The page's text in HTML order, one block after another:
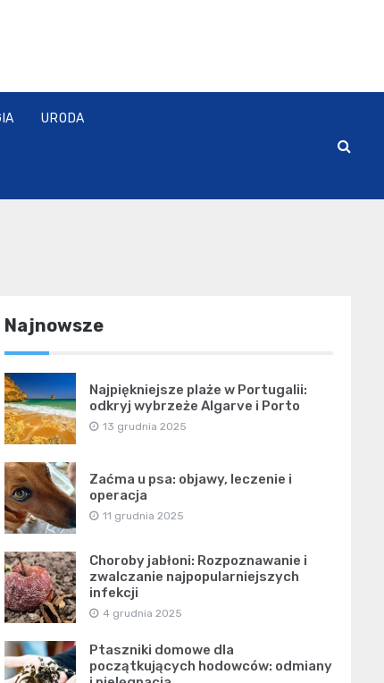
URODA
Najnowsze
Najpiękniejsze plaże w Portugalii:
odkryj wybrzeże Algarve i Porto
13 grudnia 2025
Zaćma u psa: objawy, leczenie i
operacja
11 grudnia 2025
Choroby jabłoni: Rozpoznawanie i
zwalczanie najpopularniejszych
infekcji
4 grudnia 2025
Ptaszniki domowe dla
początkujących hodowców: odmiany